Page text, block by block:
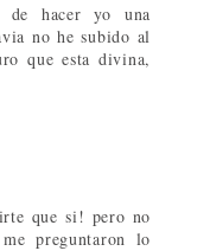
de hacer yo una
no he subido al
que esta divina,
que si! pero no
preguntaron lo